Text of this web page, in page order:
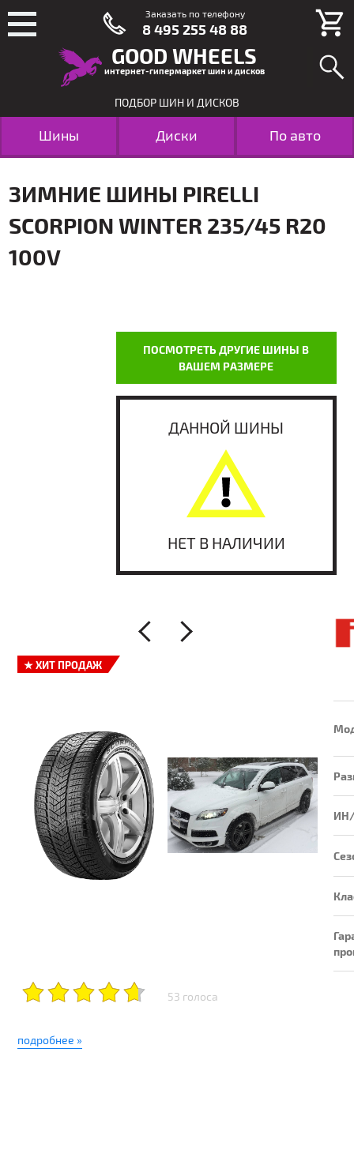
GOOD WHEELS
интернет-гипермаркет шин и дисков
ПОДБОР ШИН И ДИСКОВ
Шины Диски По авто
ЗИМНИЕ ШИНЫ PIRELLI
SCORPION WINTER 235/45 R20
100V
ПОСМОТРЕТЬ ДРУГИЕ ШИНЫ В
ВАШЕМ РАЗМЕРЕ
ДАННОЙ ШИНЫ
НЕТ В НАЛИЧИИ
★ХИТ ПРОДАЖ
53 голоса
подробнее »
Заказать по телефону
8 495 255 48 88